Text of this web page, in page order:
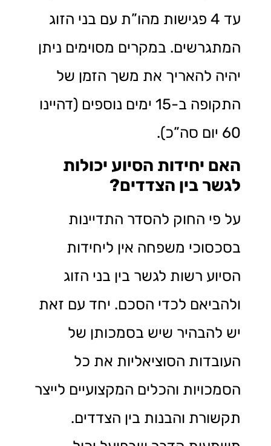
עד 4 פגישות מהו”ת עם בני הזוג
המתגרשים. במקרים מסוימים ניתן
יהיה להאריך את משך הזמן של
התקופה ב-15 ימים נוספים (דהיינו
60 יום סה”כ).
האם יחידות הסיוע יכולות
לגשר בין הצדדים?
על פי החוק להסדר התדיינות
בסכסוכי משפחה אין ליחידות
הסיוע רשות לגשר בין בני הזוג
ולהביאם לכדי הסכם. יחד עם זאת
יש להבהיר שיש בסמכותן של
העובדות הסוציאליות את כל
הסמכויות והכלים המקצועיים לייצר
תקשורת והבנות בין הצדדים.